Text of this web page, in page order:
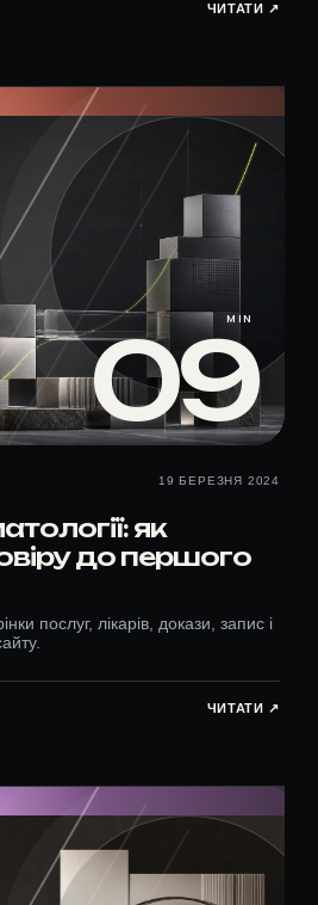
ЧИТАТИ ↗︎
09
MIN
19 БЕРЕЗНЯ 2024
як
до першого
послуг, лікарів, докази, запис і
ЧИТАТИ ↗︎